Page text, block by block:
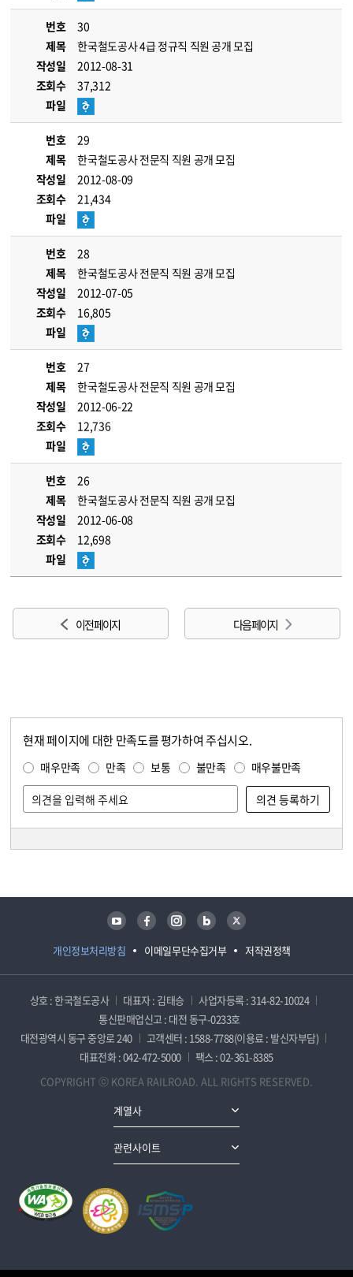
번호
30
제목
한국철도공사 4급 정규직 직원 공개 모집
작성일
2012-08-31
조회수
37,312
파일
번호
29
제목
한국철도공사 전문직 직원 공개 모집
작성일
2012-08-09
조회수
21,434
파일
번호
28
제목
한국철도공사 전문직 직원 공개 모집
작성일
2012-07-05
조회수
16,805
파일
번호
27
제목
한국철도공사 전문직 직원 공개 모집
작성일
2012-06-22
조회수
12,736
파일
번호
26
제목
한국철도공사 전문직 직원 공개 모집
작성일
2012-06-08
조회수
12,698
파일
이전 페이지 다음 페이지
현재 페이지에 대한 만족도를 평가하여 주십시오.
매우만족 만족 보통 불만족 매우불만족
개인정보처리방침 이메일무단수집거부 저작권정책
유튜브 페이스북 인스타그램 블로그 트위터
상호 : 한국철도공사 대표자 : 김태승
사업자등록 : 314-82-10024
통신판매업신고 : 대전 동구-0233호
대전광역시 동구 중앙로 240
고객센터 : 1588-7788(이용료 : 발신자부담)
대표전화 : 042-472-5000
팩스 : 02-361-8385
COPYRIGHT ⓒ KOREA RAILROAD. ALL RIGHTS RESERVED.
계열사
관련사이트